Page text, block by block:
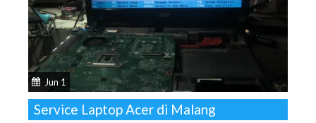
Jun 1
Service Laptop Acer di Malang